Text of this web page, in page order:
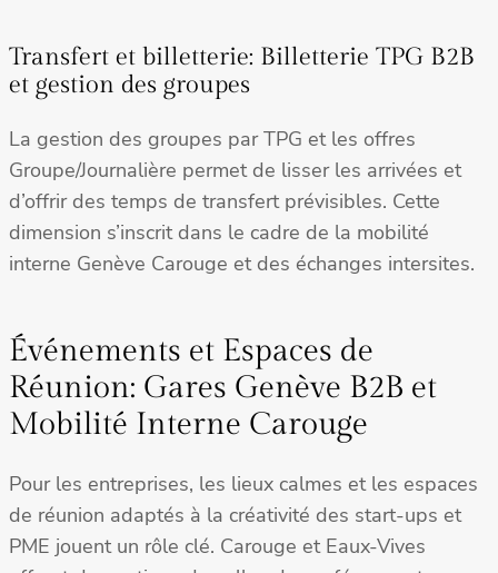
Transfert et billetterie: Billetterie TPG B2B
et gestion des groupes
La gestion des groupes par TPG et les offres
Groupe/Journalière permet de lisser les arrivées et
d’offrir des temps de transfert prévisibles. Cette
dimension s’inscrit dans le cadre de la mobilité
interne Genève Carouge et des échanges intersites.
Événements et Espaces de
Réunion: Gares Genève B2B et
Mobilité Interne Carouge
Pour les entreprises, les lieux calmes et les espaces
de réunion adaptés à la créativité des start-ups et
PME jouent un rôle clé. Carouge et Eaux-Vives